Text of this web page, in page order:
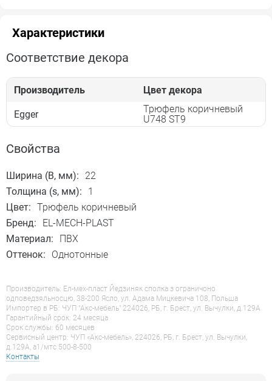
Характеристики
Соответствие декора
Производитель Цвет декора
Egger
Трюфель коричневый
U748 ST9
Свойства
Ширина (B, мм):
22
Толщина (s, мм):
1
Цвет: Трюфель коричневый
Бренд:
EL-MECH-PLAST
Материал:
ПВХ
Оттенок:
Однотонные
Производитель: Ел-мех-пласт Йедзиняк сполка з ограничоно
одповедзяльносцю, 38-200 Ясло, ул. Адама Мицкевича 108, Польша
Импортер в РБ: ЧУП "Акс-мебель" 224026, РБ, г. Брест, ул. Вычулки, д.129А
Гарантийный срок: 24 месяца
Срок службы: 60 месяцев
Сервисный центр: ЧУП «Акс-мебель», 224026, РБ, г. Брест, ул. Вычулки,
д.129А, a1/мтс 500-8-500
Контакты